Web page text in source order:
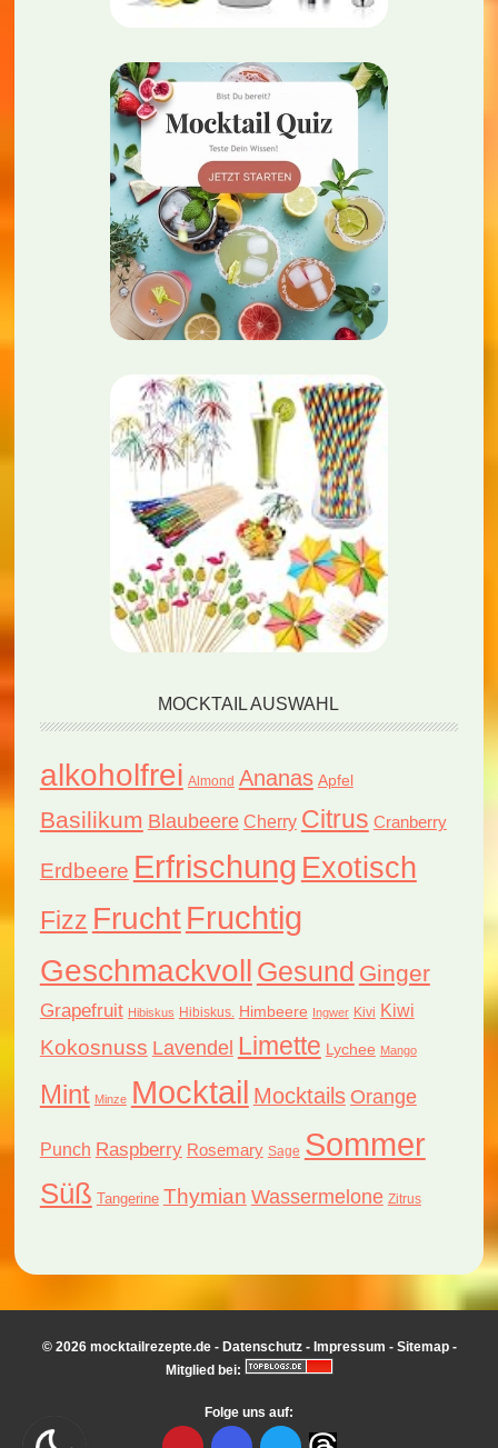
MOCKTAIL AUSWAHL
alkoholfrei Almond Ananas Apfel
Basilikum Blaubeere Cherry Citrus Cranberry
Erdbeere Erfrischung Exotisch
Fizz FruchtFruchtig
Geschmackvoll Gesund Ginger
Grapefruit Hibiskus Hibiskus. Himbeere Ingwer Kivi Kiwi
Kokosnuss Lavendel Limette Lychee Mango
Mint Minze Mocktail Mocktails Orange
Punch Raspberry Rosemary Sage Sommer
Süß Tangerine Thymian Wassermelone Zitrus
© 2026 mocktailrezepte.de - Datenschutz- Impressum - Sitemap-
Mitglied bei:
Folge uns auf: